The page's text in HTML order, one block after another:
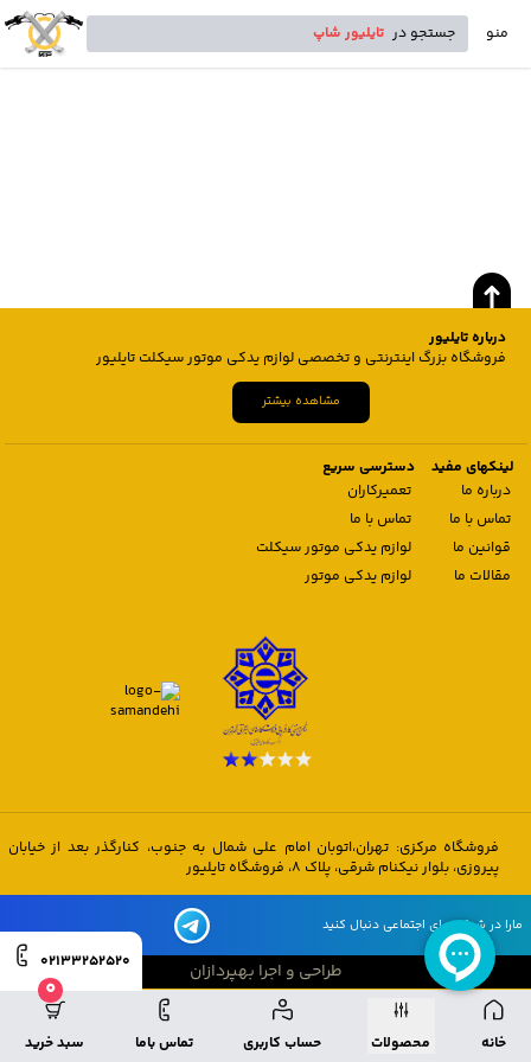
منو جستجو در تایلیور شاپ
خانه محصولات حساب کاربری تماس باما
0
سبد خرید
02133252520
درباره تایلیور
فروشگاه بزرگ اینترنتی و تخصصی لوازم یدکی موتور سیکلت تایلیور
مشاهده بیشتر
لینکهای مفید
درباره ما
تماس با ما
قوانین ما
مقالات ما
دسترسی سریع
تعمیرکاران
تماس با ما
لوازم یدکی موتور سیکلت
لوازم یدکی موتور
فروشگاه مرکزی: تهران،اتوبان امام علی شمال به جنوب، کنارگذر بعد از خیابان
پیروزی، بلوار نیکنام شرقی، پلاک 8، فروشگاه تایلیور
مارا در شبکه های اجتماعی دنبال کنید
طراحی و اجرا بهپردازان
طراحی و اجرا بهپردازان